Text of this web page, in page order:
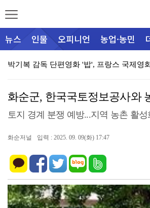
뉴스 인물 오피니언 농업·농민
박기복 감독 단편영화 '밥', 프랑스 국제영
군, 여름 피서철 산림 내 불법행위 집중단속
화순경찰, 112 신고 사건 분석 회의 개최
[심층취재] 행정과 공기업 사이에 멈춘 진
화순군, 한국국토정보공사와
토지 경계 분쟁 예방...지역 농촌 활
화순저널 입력 : 2025. 09. 09(화) 17:47